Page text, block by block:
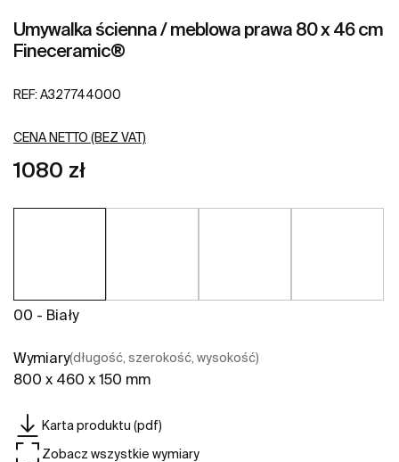
Umywalka ścienna / meblowa prawa 80 x 46 cm
Fineceramic®
REF: A327744000
CENA NETTO (BEZ VAT)
1080 zł
00 - Biały
Wymiary(długość, szerokość, wysokość)
800 x 460 x 150 mm
Karta produktu (pdf)
Zobacz wszystkie wymiary